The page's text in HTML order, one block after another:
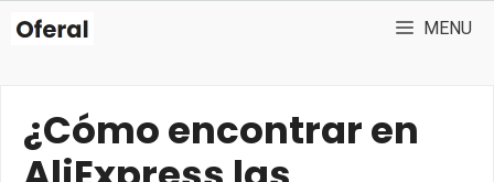
MENU
¿Cómo encontrar en